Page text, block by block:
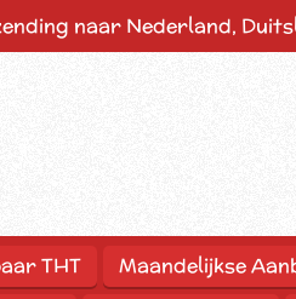
naar Nederland,
THT
Maandelijkse